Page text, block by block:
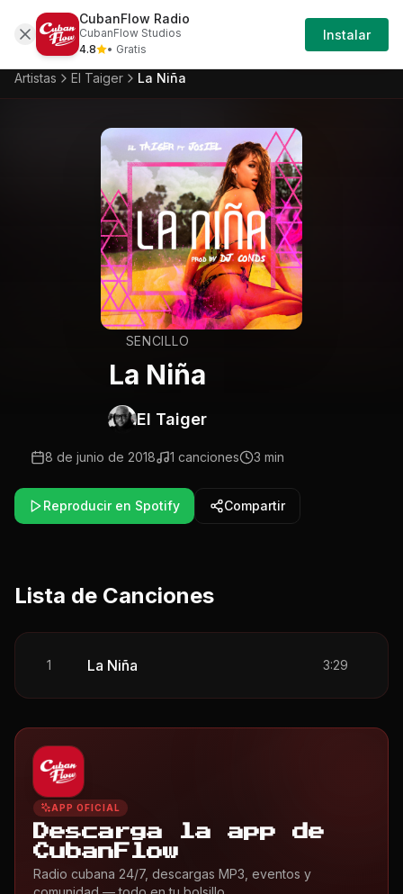
Artistas El-taiger El-taiger-la-nina
Iniciar
Sesión
Artistas El Taiger La Niña
SENCILLO
La Niña
El Taiger
8 de junio de 2018 1 canciones 3 min
Reproducir en Spotify Compartir
Lista de Canciones
1 La Niña 3:29
APP OFICIAL
Descarga la app de
CubanFlow
Radio cubana 24/7, descargas MP3, eventos y
CubanFlow Radio
CubanFlow Studios
4.8
• Gratis
Instalar